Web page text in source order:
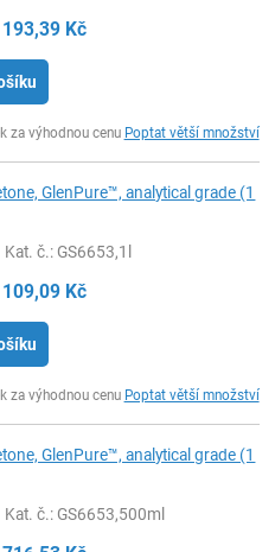
Kč
za výhodnou cenu Poptat větší množství
GlenPure™, analytical grade (1
Kat. č.: GS6653,1l
Kč
za výhodnou cenu Poptat větší množství
GlenPure™, analytical grade (1
Kat. č.: GS6653,500ml